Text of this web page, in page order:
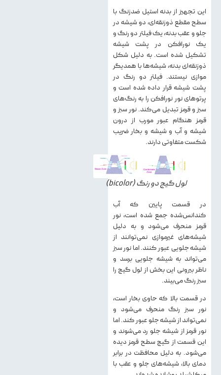
این تجهیز از بدنه استیل ضدزنگ با
سطح مقطع ذوزنقه‌ای، دو شیشه در
جلو و عقب بدنه، یک فیلتر دو رنگ و
یک نورافکن در پشت شیشه
تشکیل شده است. به دلیل شکل
ذوزنقه‌ای بدنه، شیشه‌ها با همدیگر
موازی نیستند. فیلتر دو رنگ در
پشت شیشه قرار داده شده است و
پرتوهای نور نورافکن را به رنگ‌های
سبز و قرمز تبدیل می‌کند. نور سبز و
قرمز هنگام عبور مورب از درون
شیشه و آب و شیشه و بخار ضریب
شکست متفاوتی دارند.
لول گیج دو رنگ (bicolor)
در قسمت پایین که آب
کندانس‌شده جمع شده است، نور
قرمز منحرف می‌شود و به دلیل
شیشه‌های غیرموازی نمی‌توانند از
شیشه جلویی عبور کنند. اما نور سبز
می‌تواند به شیشه جلویی برسد و
ناظر بیرونی این بخش از لول گیج را
سبز رنگ می‌بیند.
در قسمت بالا که حاوی بخار است،
نور سبز رنگ منحرف می‌شود و
نمی‌تواند از شیشه جلو عبور کند. اما
نور قرمز از شیشه جلو رد می‌شوند و
این قسمت از گیج سطح قرمز دیده
می‌شود. به دلیل محافظت در برابر
دمای بالا، شیشه‌های جلو و عقب با